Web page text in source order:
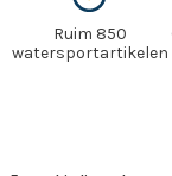
Ruim 850
watersportartikelen